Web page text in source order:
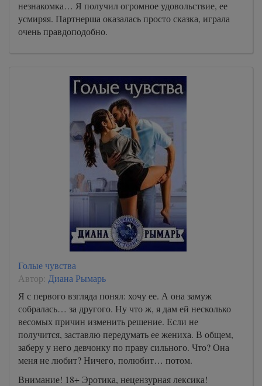
незнакомка… Я получил огромное удовольствие, ее
усмиряя. Партнерша оказалась просто сказка, играла
очень правдоподобно.
Голые чувства
Автор: Диана Рымарь
Я с первого взгляда понял: хочу ее. А она замуж
собралась… за другого. Ну что ж, я дам ей несколько
весомых причин изменить решение. Если не
получится, заставлю передумать ее жениха. В общем,
заберу у него девчонку по праву сильного. Что? Она
меня не любит? Ничего, полюбит… потом.
Внимание! 18+ Эротика, нецензурная лексика!